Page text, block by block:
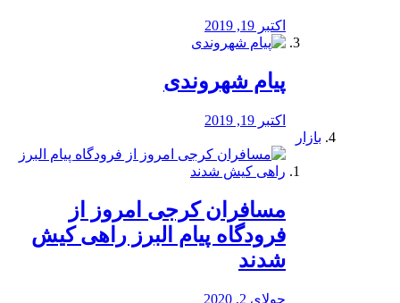
اکتبر 19, 2019
پیام شهروندی
اکتبر 19, 2019
بازار
مسافران کرجی امروز از
فرودگاه پیام البرز راهی کیش
شدند
جولای 2, 2020